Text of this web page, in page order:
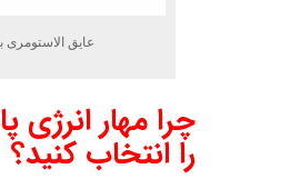
عایق الاستومری
چرا مهار انرژی
را انتخاب کنید؟